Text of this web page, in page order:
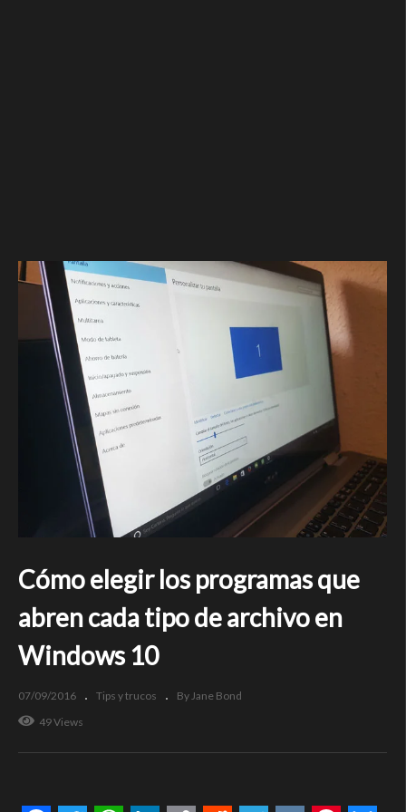
Cómo elegir los programas que
abren cada tipo de archivo en
Windows 10
07/09/2016 Tips y trucos
By Jane Bond
49 Views